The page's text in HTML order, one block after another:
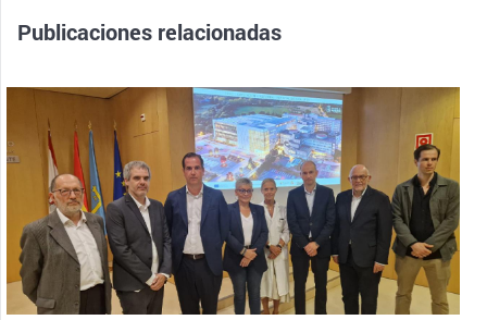
Publicaciones relacionadas